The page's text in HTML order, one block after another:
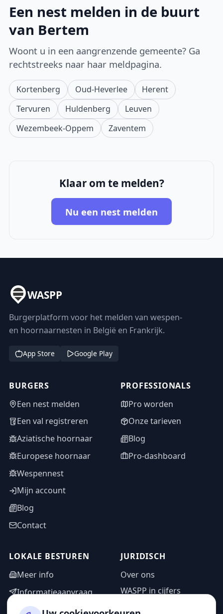
Een nest melden in de buurt
van Bertem
Woont u in een aangrenzende gemeente? Ga
rechtstreeks naar haar meldpagina.
Kortenberg Oud-Heverlee
Herent
Tervuren
Huldenberg
Leuven
Wezembeek-Oppem
Zaventem
Klaar om te melden?
Nu een nest melden
WASPP
Burgerplatform voor het melden van wespen-
en hoornaarnesten in België en Frankrijk.
App Store Google Play
BURGERS
Een nest melden
Een val registreren
Aziatische hoornaar
Europese hoornaar
Wespennest
Mijn account
Blog
Contact
PROFESSIONALS
Pro worden
Onze tarieven
Blog
Pro-dashboard
LOKALE BESTUREN
Meer info
Informatieaanvraag
Adminzone
JURIDISCH
Over ons
WASPP in cijfers